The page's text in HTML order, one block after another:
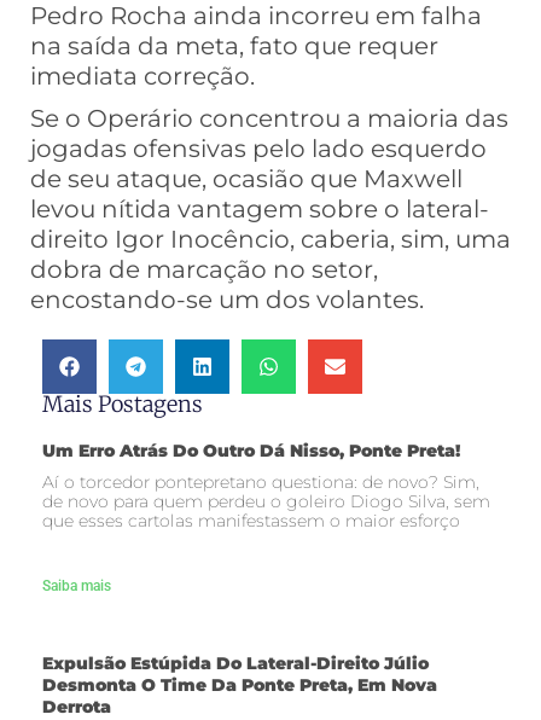
Pedro Rocha ainda incorreu em falha
na saída da meta, fato que requer
imediata correção.
Se o Operário concentrou a maioria das
jogadas ofensivas pelo lado esquerdo
de seu ataque, ocasião que Maxwell
levou nítida vantagem sobre o lateral-
direito Igor Inocêncio, caberia, sim, uma
dobra de marcação no setor,
encostando-se um dos volantes.
Mais Postagens
Um Erro Atrás Do Outro Dá Nisso, Ponte Preta!
Aí o torcedor pontepretano questiona: de novo? Sim,
de novo para quem perdeu o goleiro Diogo Silva, sem
que esses cartolas manifestassem o maior esforço
Saiba mais
Expulsão Estúpida Do Lateral-Direito Júlio
Desmonta O Time Da Ponte Preta, Em Nova
Derrota